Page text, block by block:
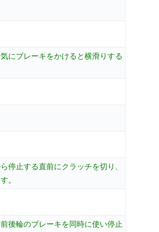
にブレーキをかけると横滑りする
停止する直前にクラッチを切り、
。
後輪のブレーキを同時に使い停止